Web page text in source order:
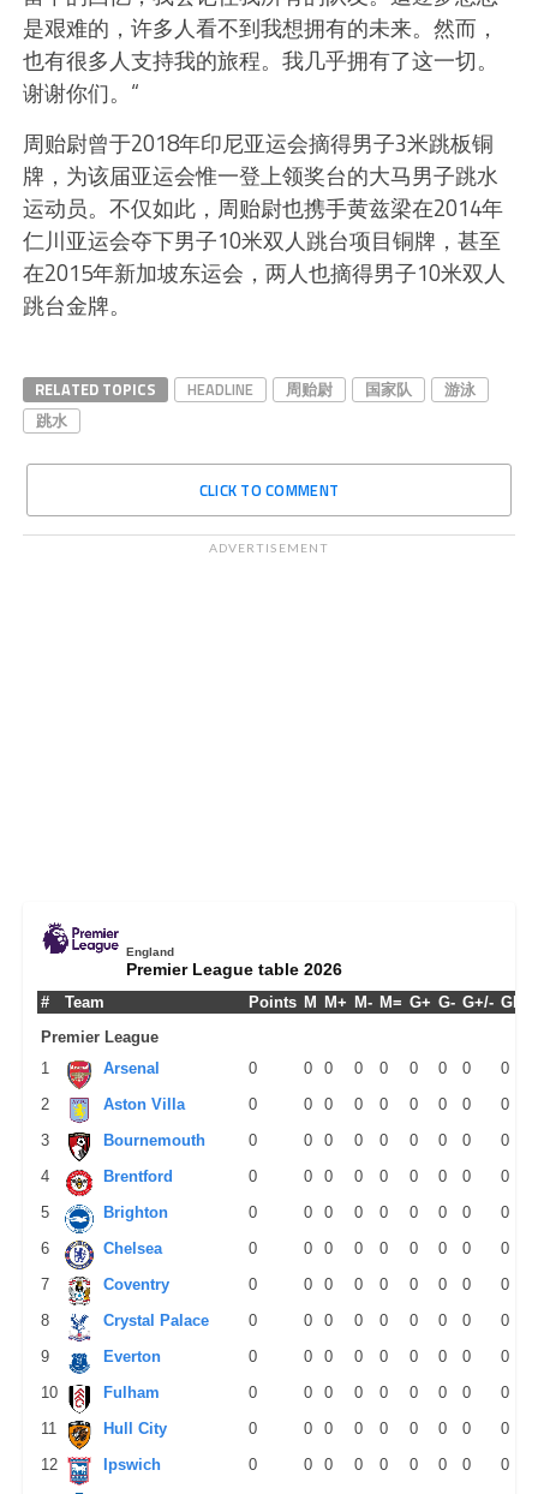
是艰难的，许多人看不到我想拥有的未来。然而，
也有很多人支持我的旅程。我几乎拥有了这一切。
谢谢你们。“
周贻尉曾于2018年印尼亚运会摘得男子3米跳板铜
牌，为该届亚运会惟一登上领奖台的大马男子跳水
运动员。不仅如此，周贻尉也携手黄兹梁在2014年
仁川亚运会夺下男子10米双人跳台项目铜牌，甚至
在2015年新加坡东运会，两人也摘得男子10米双人
跳台金牌。
RELATED TOPICS HEADLINE 周贻尉 国家队
游泳
跳水
CLICK TO COMMENT
ADVERTISEMENT
England
Premier League table 2026
# Team Points M M+ M- M= G+ G- G+/- GPM
Premier League
1
Arsenal 0 0 0 0 0 0 0 0
0
2
Aston Villa 0 0 0 0 0 0 0 0
0
3
Bournemouth 0 0 0 0 0 0 0 0
0
4
Brentford 0 0 0 0 0 0 0 0
0
5
Brighton 0 0 0 0 0 0 0 0
0
6
Chelsea 0 0 0 0 0 0 0 0
0
7
Coventry 0 0 0 0 0 0 0 0
0
8
Crystal Palace 0 0 0 0 0 0 0 0
0
9
Everton 0 0 0 0 0 0 0 0
0
10
Fulham 0 0 0 0 0 0 0 0
0
11
Hull City 0 0 0 0 0 0 0 0
0
12
Ipswich 0 0 0 0 0 0 0 0
0